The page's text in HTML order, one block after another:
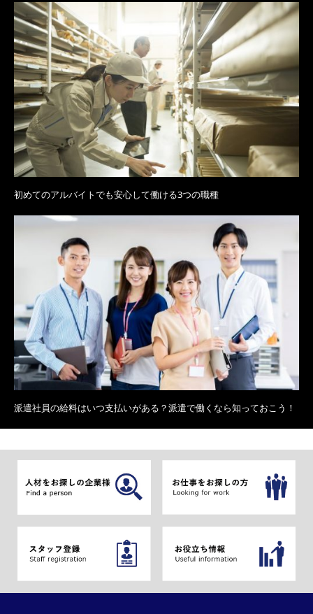
初めてのアルバイトでも安心して働ける3つの職種
派遣社員の給料はいつ支払いがある？派遣で働くなら知っておこう！